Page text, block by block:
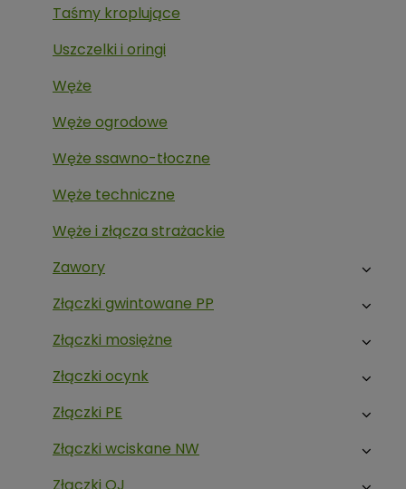
Taśmy kroplujące
Uszczelki i oringi
Węże
Węże ogrodowe
Węże ssawno-tłoczne
Węże techniczne
Węże i złącza strażackie
Zawory
Złączki gwintowane PP
Złączki mosiężne
Złączki ocynk
Złączki PE
Złączki wciskane NW
Złączki QJ